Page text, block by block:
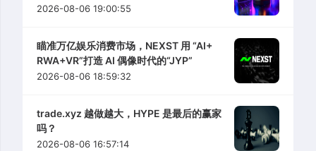
2026-08-06 19:00:55
瞄准万亿娱乐消费市场，NEXST 用 “AI+
RWA+VR”打造 AI 偶像时代的“JYP”
2026-08-06 18:59:32
trade.xyz 越做越大，HYPE 是最后的赢家
吗？
2026-08-06 16:57:14